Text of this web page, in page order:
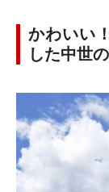
かわいい
した中世